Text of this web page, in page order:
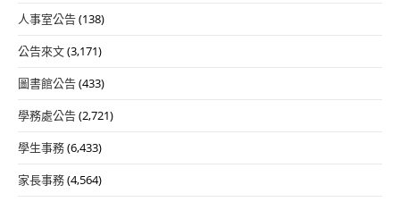
人事室公告(138)
公告來文(3,171)
圖書館公告(433)
學務處公告(2,721)
學生事務(6,433)
家長事務(4,564)